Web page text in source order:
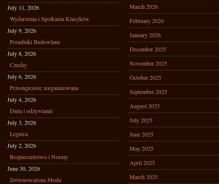
July 11, 2026
Wydarzenia i Spotkania Klasyków
July 9, 2026
Poradniki Budowlane
July 8, 2026
Czechy
July 6, 2026
Przestępczośc zorganizowana
July 4, 2026
Dieta i odżywianie
July 3, 2026
Legnica
July 2, 2026
Bezpieczeństwo i Normy
June 30, 2026
Zrównoważona Moda
March 2026
February 2026
January 2026
December 2025
November 2025
October 2025
September 2025
August 2025
July 2025
June 2025
May 2025
April 2025
March 2025